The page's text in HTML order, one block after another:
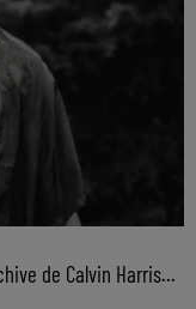
de Calvin Harris...